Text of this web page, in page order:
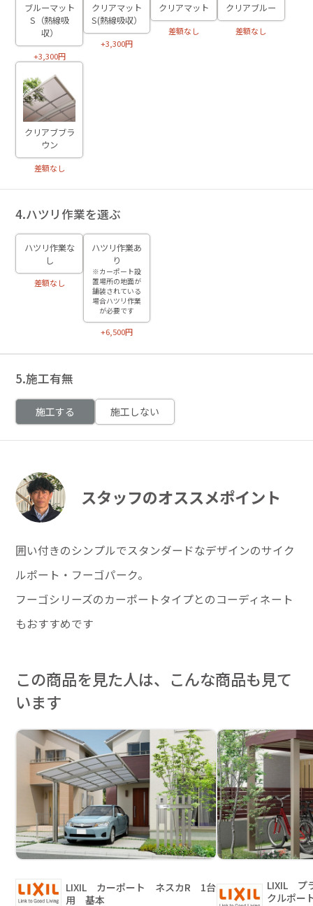
ブルーマット
S（熱線吸
収）
+3,300円
クリアマット
S(熱線吸収）
+3,300円
クリアマット
差額なし
クリアブルー
差額なし
クリアブブラ
ウン
差額なし
4.ハツリ作業を選ぶ
ハツリ作業な
し
差額なし
ハツリ作業あ
り
※カーポート設
置場所の地面が
舗装されている
場合ハツリ作業
が必要です
+6,500円
5.施工有無
施工する 施工しない
スタッフのオススメポイント
囲い付きのシンプルでスタンダードなデザインのサイク
ルポート・フーゴパーク。
フーゴシリーズのカーポートタイプとのコーディネート
もおすすめです
この商品を見た人は、こんな商品も見て
います
LIXIL カーポート ネスカR 1台
用 基本
LIXIL プ
クルポ